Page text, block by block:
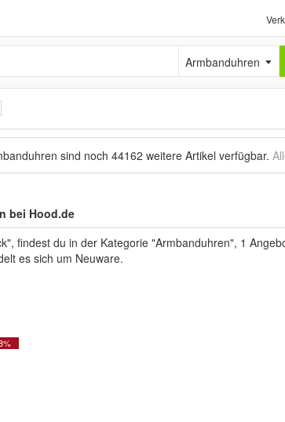
Armbanduhren
sind noch 44162 weitere Artikel verfügbar.
bei Hood.de
findest du in der Kategorie "Armbanduhren", 1
es sich um Neuware.